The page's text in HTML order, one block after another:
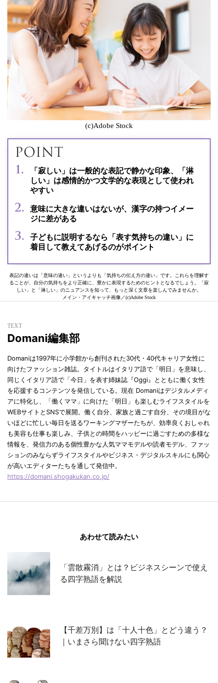
(c)Adobe Stock
「寂しい」は一般的な表記で静かな印象、「淋
しい」は感情的かつ文学的な表現として使われ
やすい
意味に大きな違いはないが、漢字の持つイメー
ジに差がある
子どもに説明するなら「表す気持ちの違い」に
着目して教えてあげるのがポイント
表記の違いは「意味の違い」というよりも「気持ちの伝え方の違い」です。これらを理解す
ることが、自分の気持ちをより正確に、豊かに表現するためのヒントとなるでしょう。「寂
しい」と「淋しい」のニュアンスを知って、もっと深く文章を楽しんでみませんか。
メイン・アイキャッチ画像／(c)Adobe Stock
TEXT
Domani編集部
Domaniは1997年に小学館から創刊された30代・40代キャリア女性に
向けたファッション雑誌。タイトルはイタリア語で「明日」を意味し、
同じくイタリア語で「今日」を表す姉妹誌『Oggi』とともに働く女性
を応援するコンテンツを発信している。現在 Domaniはデジタルメディ
アに特化し、「働くママ」に向けた「明日」も楽しむライフスタイルを
WEBサイトとSNSで展開。働く自分、家族と過ごす自分、その境目がな
いほどに忙しい毎日を送るワーキングマザーたちが、効率良くおしゃれ
も美容も仕事も楽しみ、子供との時間をハッピーに過ごすための多様な
情報を、発信力のある個性豊かな人気ママモデルや読者モデル、ファッ
ションのみならずライフスタイルやビジネス・デジタルスキルにも関心
が高いエディターたちを通して発信中。
https://domani.shogakukan.co.jp/
あわせて読みたい
「雲散霧消」とは？ビジネスシーンで使え
る四字熟語を解説
【千差万別】は「十人十色」とどう違う？
｜いまさら聞けない四字熟語